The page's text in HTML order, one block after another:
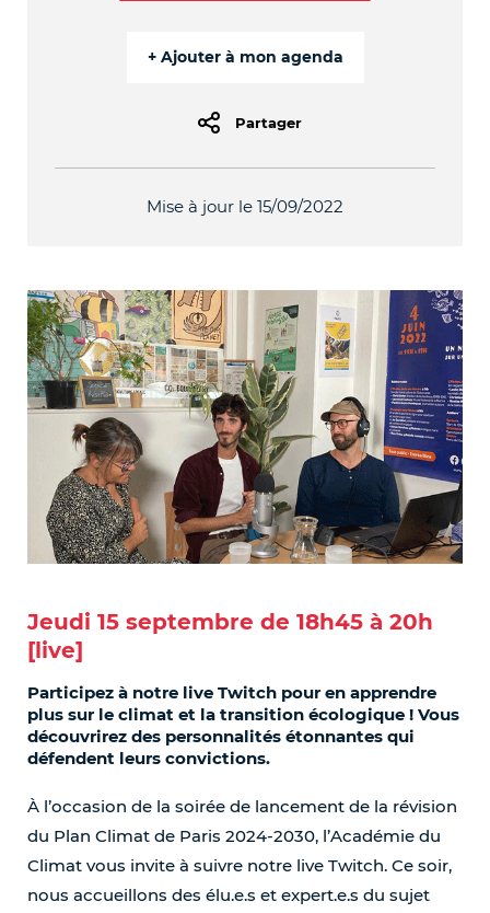
Partager
Mise à jour le 15/09/2022
Jeudi 15 septembre de 18h45 à 20h
[live]
Participez à notre live Twitch pour en apprendre
plus sur le climat et la transition écologique ! Vous
découvrirez des personnalités étonnantes qui
défendent leurs convictions.
À l’occasion de la soirée de lancement de la révision
du Plan Climat de Paris 2024-2030, l’Académie du
Climat vous invite à suivre notre live Twitch. Ce soir,
nous accueillons des élu.e.s et expert.e.s du sujet